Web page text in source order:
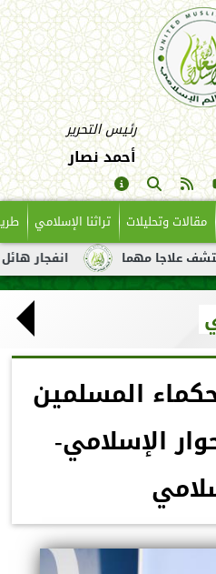
رئيس التحرير
أحمد نصار
مقالات وتحليلات تراثنا الإسلامي
انفجار هائل لناقلة
المسلمين
الإسلامي-